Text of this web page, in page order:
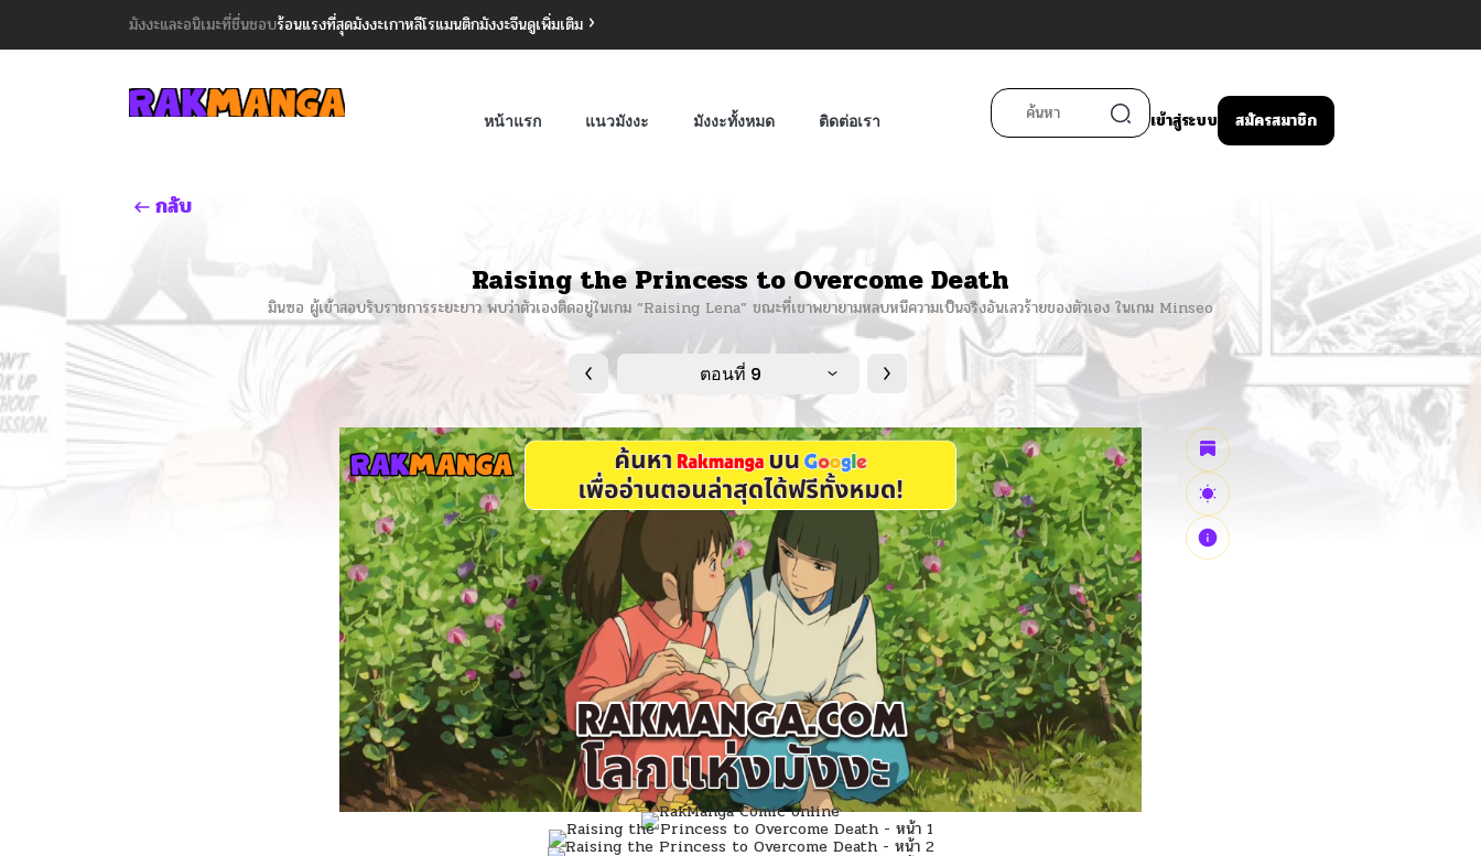
มังงะและอนิเมะที่ชื่นชอบร้อนแรงที่สุดมังงะเกาหลีโรแมนติกมังงะจีนดูเพิ่มเติม
หน้าแรก แนวมังงะ มังงะทั้งหมด ติดต่อเรา เข้าสู่ระบบ สมัครสมาชิก
กลับ
Raising the Princess to Overcome Death
มินซอ ผู้เข้าสอบรับราชการระยะยาว พบว่าตัวเองติดอยู่ในเกม “Raising Lena” ขณะที่เขาพยายามหลบหนีความเป็นจริงอันเลวร้ายของตัวเอง ในเกม Minseo
ตอนที่ 9